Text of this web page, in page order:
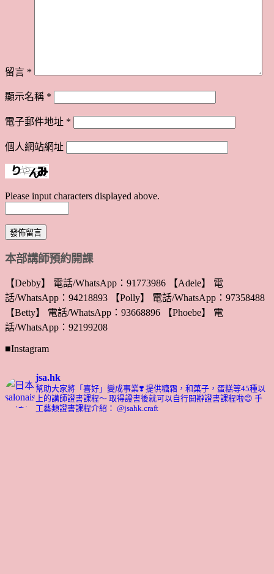
留言 *
顯示名稱 *
電子郵件地址 *
個人網站網址
Please input characters displayed above.
本部講師預約開課
【Debby】 電話/WhatsApp：91773986 【Adele】 電
話/WhatsApp：94218893 【Polly】 電話/WhatsApp：97358488
【Betty】 電話/WhatsApp：93668896 【Phoebe】 電
話/WhatsApp：92199208
■Instagram
jsa.hk
幫助大家將「喜好」變成事業❣️ 提供糖霜，和菓子，蛋糕等45種以
上的講師證書課程～ 取得證書後就可以自行開辦證書課程啦😊 手
工藝類證書課程介紹： @jsahk.craft